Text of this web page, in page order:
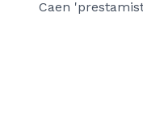
Caen